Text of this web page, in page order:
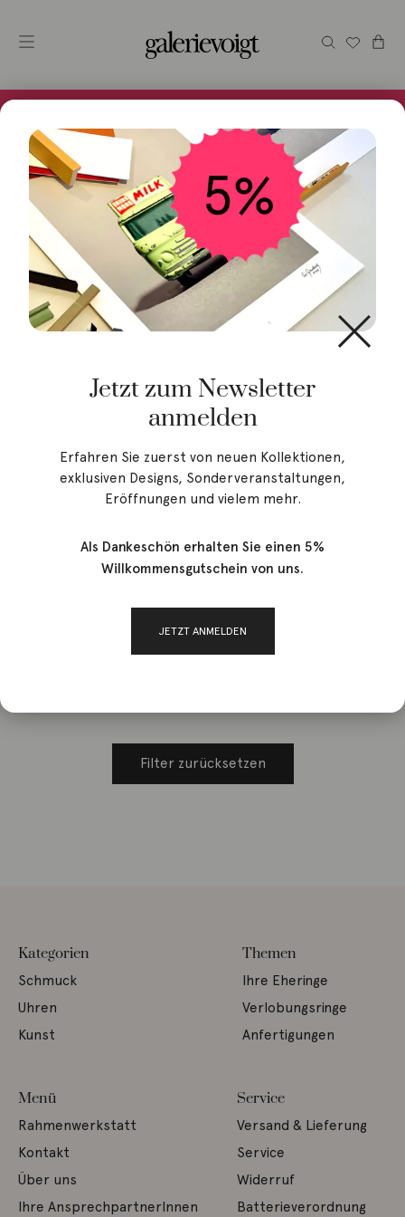
Versandfertig! 5% Bei Newsletteranmeldung.
/ Produkt Breite / 6
6
Filter zurücksetzen
Kategorien
Schmuck
Uhren
Kunst
Themen
Ihre Eheringe
Verlobungsringe
Anfertigungen
Menü
Rahmenwerkstatt
Kontakt
Über uns
Ihre AnsprechpartnerInnen
Service
Versand & Lieferung
Service
Widerruf
Batterieverordnung
Jetzt zum Newsletter
anmelden
Erfahren Sie zuerst von neuen Kollektionen,
exklusiven Designs, Sonderveranstaltungen,
Eröffnungen und vielem mehr.
Als Dankeschön erhalten Sie einen 5%
Willkommensgutschein von uns.
JETZT ANMELDEN